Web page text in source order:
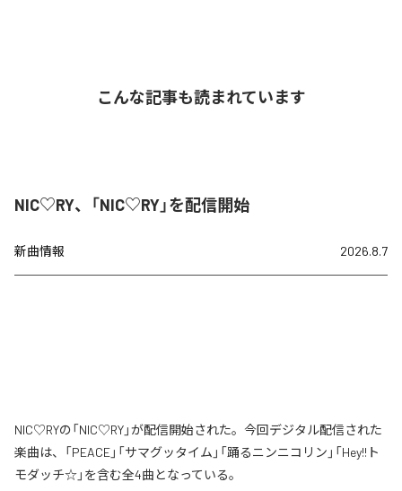
こんな記事も読まれています
NIC♡RY、「NIC♡RY」を配信開始
新曲情報 2026.8.7
NIC♡RYの「NIC♡RY」が配信開始された。今回デジタル配信された
楽曲は、「PEACE」「サマグッタイム」「踊るニンニコリン」「Hey!!ト
モダッチ☆」を含む全4曲となっている。